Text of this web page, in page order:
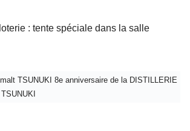
: tente spéciale dans la salle
TSUNUKI 8e anniversaire de la DISTILLERIE